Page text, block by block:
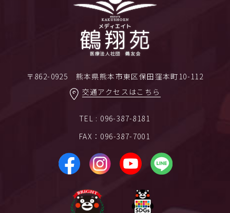
〒862-0925 熊本県熊本市東区保田窪本町10-112
交通アクセスはこちら
TEL : 096-387-8181
FAX：096-387-7001